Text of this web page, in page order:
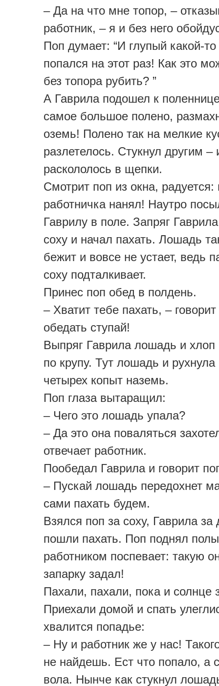
– Да на что мне топор, –
работник, – я и без него
Поп думает: “И глупый какой-
попался на этот раз! Как это
без топора рубить? ”
А Гаврила подошел к
самое большое полено,
оземь! Полено так на мелкие
разлетелось. Стукнул другим –
раскололось в щепки.
Смотрит поп из окна,
работничка нанял! Наутро
Гаврилу в поле. Запряг
соху и начал пахать. Лошадь
бежит и вовсе не устает, ведь
соху подталкивает.
Принес поп обед в полдень.
– Хватит тебе пахать, –
обедать ступай!
Выпряг Гаврила лошадь и
по крупу. Тут лошадь и рухнула
четырех копыт наземь.
Поп глаза вытаращил:
– Чего это лошадь упала?
– Да это она поваляться
отвечает работник.
Пообедал Гаврила и говорит
– Пускай лошадь передохнет
сами пахать будем.
Взялся поп за соху, Гаврила
пошли пахать. Поп поднял
работником поспевает: такую
запарку задал!
Пахали, пахали, пока и солнце
Приехали домой и спать
хвалится попадье:
– Ну и работник же у нас!
не найдешь. Ест что попало, а
вола. Нынче как стукнул